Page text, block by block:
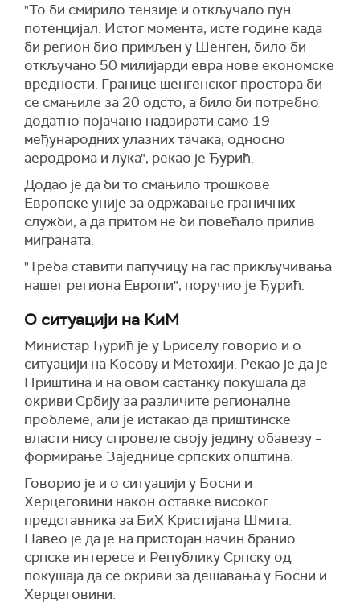
"То би смирило тензије и откључало пун
потенцијал. Истог момента, исте године када
би регион био примљен у Шенген, било би
откључано 50 милијарди евра нове економске
вредности. Границе шенгенског простора би
се смањиле за 20 одсто, а било би потребно
додатно појачано надзирати само 19
међународних улазних тачака, односно
аеродрома и лука", рекао је Ђурић.
Додао је да би то смањило трошкове
Европске уније за одржавање граничних
служби, а да притом не би повећало прилив
миграната.
"Треба ставити папучицу на гас прикључивања
нашег региона Европи", поручио је Ђурић.
О ситуацији на КиМ
Министар Ђурић је у Бриселу говорио и о
ситуацији на Косову и Метохији. Рекао је да је
Приштина и на овом састанку покушала да
окриви Србију за различите регионалне
проблеме, али је истакао да приштинске
власти нису спровеле своју једину обавезу –
формирање Заједнице српских општина.
Говорио је и о ситуацији у Босни и
Херцеговини након оставке високог
представника за БиХ Кристијана Шмита.
Навео је да је на пристојан начин бранио
српске интересе и Републику Српску од
покушаја да се окриви за дешавања у Босни и
Херцеговини.